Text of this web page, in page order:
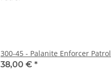
300-45 - Palanite Enforcer Patrol
38,00 € *